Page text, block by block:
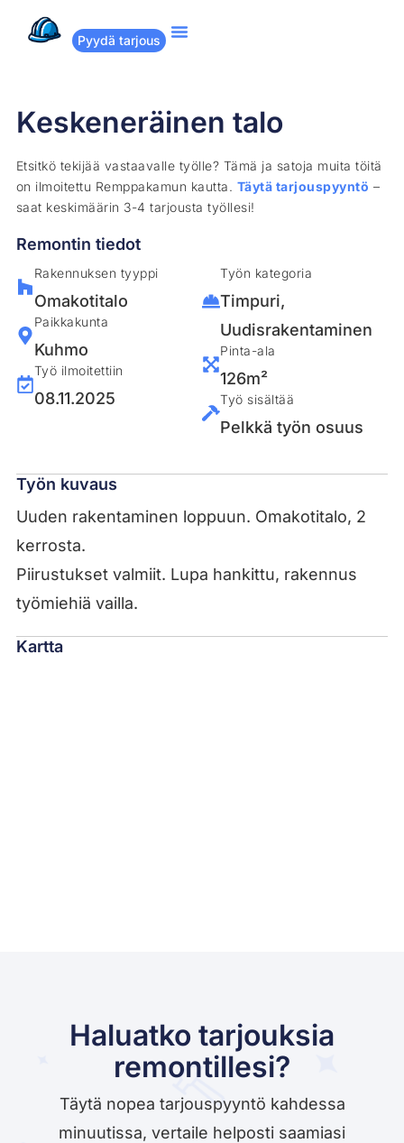
Pyydä tarjous
Keskeneräinen talo
Etsitkö tekijää vastaavalle työlle? Tämä ja satoja muita töitä
on ilmoitettu Remppakamun kautta. Täytä tarjouspyyntö –
saat keskimäärin 3-4 tarjousta työllesi!
Remontin tiedot
Rakennuksen tyyppi
Omakotitalo
Paikkakunta
Kuhmo
Työ ilmoitettiin
08.11.2025
Työn kategoria
Timpuri,
Uudisrakentaminen
Pinta-ala
126m²
Työ sisältää
Pelkkä työn osuus
Työn kuvaus
Uuden rakentaminen loppuun. Omakotitalo, 2
kerrosta.
Piirustukset valmiit. Lupa hankittu, rakennus
työmiehiä vailla.
Kartta
Haluatko tarjouksia
remontillesi?
Täytä nopea tarjouspyyntö kahdessa
minuutissa, vertaile helposti saamiasi